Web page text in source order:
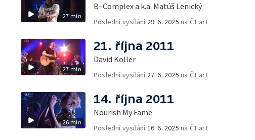
27 min
B–Complex a.k.a. Matúš Lenický
Poslední vysílání 29. 6. 2025 na ČT art
27 min
21. října 2011
David Koller
Poslední vysílání 27. 6. 2025 na ČT art
26 min
14. října 2011
Nourish My Fame
Poslední vysílání 16. 6. 2025 na ČT art